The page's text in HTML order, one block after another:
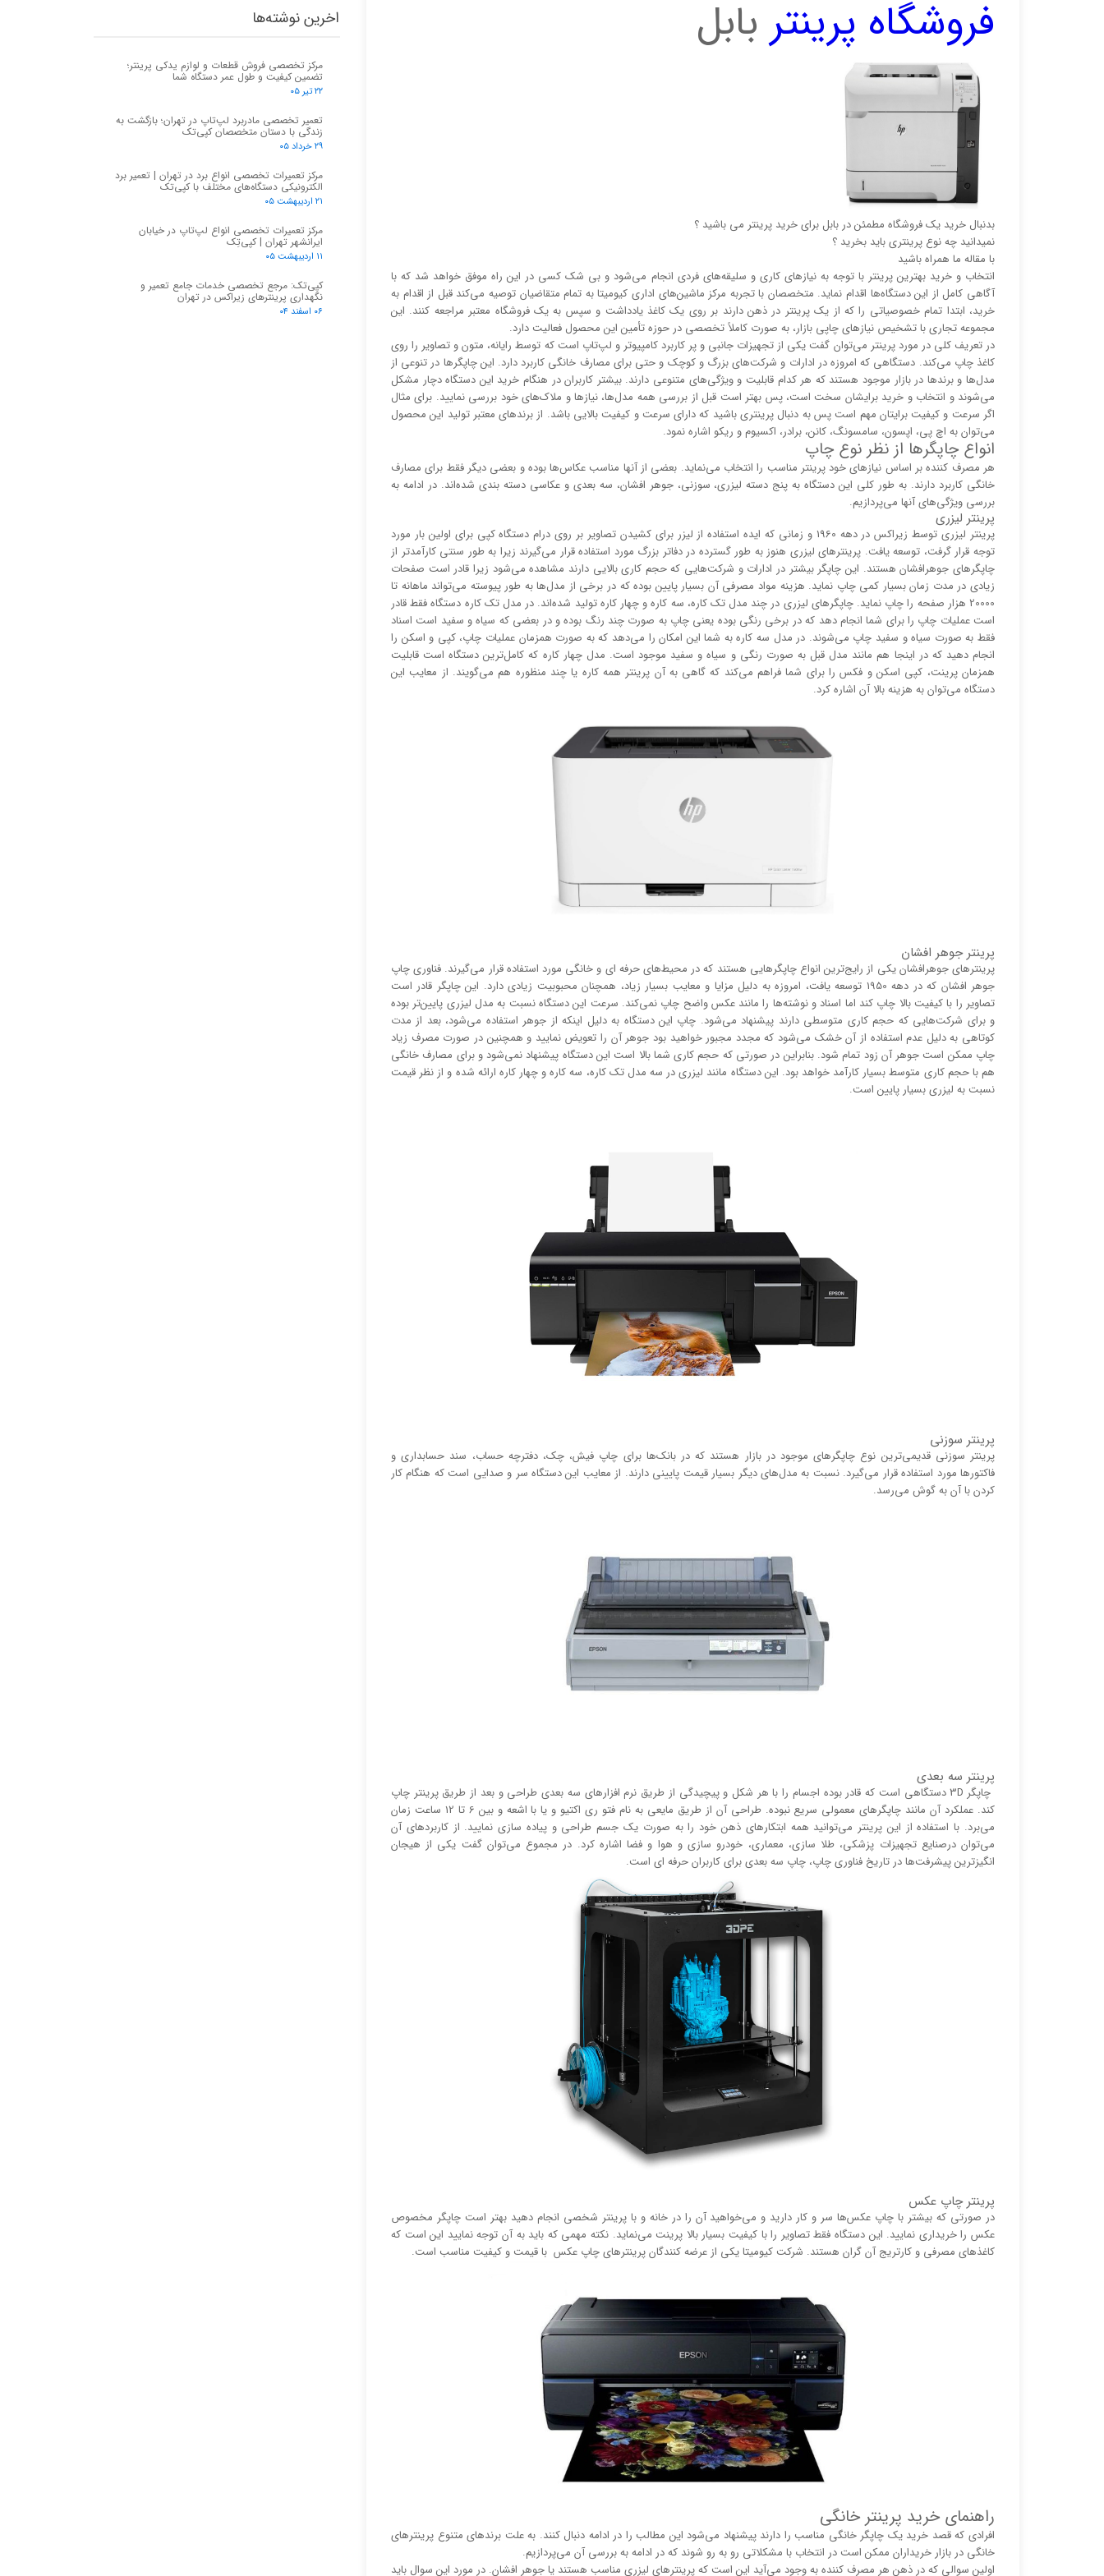
فروشگاه پرینتر بابل
بدنبال خرید یک فروشگاه مطمئن در بابل برای خرید پرینتر می باشید ؟
نمیدانید چه نوع پرینتری باید بخرید ؟
با مقاله ما همراه باشید
انتخاب و خرید بهترین پرینتر با توجه به نیاز‌‌های کاری و سلیقه‌های فردی انجام می‌شود و بی شک کسی در این راه موفق خواهد شد که با
آگاهی کامل از این دستگاه‌ها اقدام نماید. متخصصان با تجربه مرکز ماشین‌های اداری کیومیتا به تمام متقاضیان توصیه می‌کند قبل از اقدام به
خرید، ابتدا تمام خصوصیاتی را که از یک پرینتر در ذهن دارند بر روی یک کاغذ یادداشت و سپس به یک فروشگاه معتبر مراجعه کنند. این
مجموعه تجاری با تشخیص نیاز‌‌های چاپی بازار، به صورت کاملاً تخصصی در حوزه تأمین این محصول فعالیت دارد.
در تعریف کلی در مورد پرینتر می‌توان گفت یکی از تجهیزات جانبی و پر کاربرد کامپیوتر و لپ‌تاپ است که توسط رایانه، متون و تصاویر را روی
کاغذ چاپ می‌کند. دستگاهی که امروزه در ادارات و شرکت‌های بزرگ و کوچک و حتی برای مصارف خانگی کاربرد دارد. این چاپگر‌ها در تنوعی از
مدل‌ها و برند‌ها در بازار موجود هستند که هر کدام قابلیت و ویژگی‌های متنوعی دارند. بیشتر کاربران در هنگام خرید این دستگاه دچار مشکل
می‌شوند و انتخاب و خرید برایشان سخت است، پس بهتر است قبل از بررسی همه مدل‌ها، نیاز‌ها و ملاک‌های خود بررسی نمایید. برای مثال
اگر سرعت و کیفیت برایتان مهم است پس به دنبال پرینتری باشید که دارای سرعت و کیفیت بالایی باشد. از برند‌های معتبر تولید این محصول
می‌توان به اچ پی، اپسون، سامسونگ، کانن، برادر، اکسیوم و ریکو اشاره نمود.
انواع چاپگر‌ها از نظر نوع چاپ
هر مصرف کننده بر اساس نیاز‌های خود پرینتر مناسب را انتخاب می‌نماید. بعضی از آنها مناسب عکاس‌ها بوده و بعضی دیگر فقط برای مصارف
خانگی کاربرد دارند. به طور کلی این دستگاه به پنج دسته لیزری، سوزنی، جوهر افشان، سه بعدی و عکاسی دسته بندی شده‌اند. در ادامه به
بررسی ویژگی‌های آنها می‌پردازیم.
پرینتر لیزری
پرینتر لیزری توسط زیراکس در دهه 1960 و زمانی که ایده استفاده از لیزر برای کشیدن تصاویر بر روی درام دستگاه کپی برای اولین بار مورد
توجه قرار گرفت، توسعه یافت. پرینتر‌های لیزری هنوز به طور گسترده در دفاتر بزرگ مورد استفاده قرار می‌گیرند زیرا به طور سنتی کارآمد‌‌تر از
چاپگر‌های جوهرافشان هستند. این چاپگر بیشتر در ادارات و شرکت‌هایی که حجم کاری بالایی دارند مشاهده می‌شود زیرا قادر است صفحات
زیادی در مدت زمان بسیار کمی چاپ نماید. هزینه مواد مصرفی آن بسیار پایین بوده که در برخی از مدل‌ها به طور پیوسته می‌تواند ماهانه تا
20000 هزار صفحه را چاپ نماید. چاپگر‌های لیزری در چند مدل تک کاره، سه کاره و چهار کاره تولید شده‌اند. در مدل تک کاره دستگاه فقط قادر
است عملیات چاپ را برای شما انجام دهد که در برخی رنگی بوده یعنی چاپ به صورت چند رنگ بوده و در بعضی که سیاه و سفید است اسناد
فقط به صورت سیاه و سفید چاپ می‌شوند. در مدل سه کاره به شما این امکان را می‌دهد که به صورت همزمان عملیات چاپ، کپی و اسکن را
انجام دهید که در اینجا هم مانند مدل قبل به صورت رنگی و سیاه و سفید موجود است. مدل چهار کاره که کامل‌ترین دستگاه است قابلیت
همزمان پرینت، کپی اسکن و فکس را برای شما فراهم می‌کند که گاهی به آن پرینتر همه کاره یا چند منظوره هم می‌گویند. از معایب این
دستگاه می‌توان به هزینه بالا آن اشاره کرد.
پرینتر جوهر افشان
پرینتر‌های جوهرافشان یکی از رایج‌ترین انواع چاپگر‌هایی هستند که در محیط‌های حرفه ای و خانگی مورد استفاده قرار می‌گیرند. فناوری چاپ
جوهر افشان که در دهه 1950 توسعه یافت، امروزه به دلیل مزایا و معایب بسیار زیاد، همچنان محبوبیت زیادی دارد. این چاپگر قادر است
تصاویر را با کیفیت بالا چاپ کند اما اسناد و نوشته‌ها را مانند عکس واضح چاپ نمی‌کند. سرعت این دستگاه نسبت به مدل لیزری پایین‌تر بوده
و برای شرکت‌هایی که حجم کاری متوسطی دارند پیشنهاد می‌شود. چاپ این دستگاه به دلیل اینکه از جوهر استفاده می‌شود، بعد از مدت
کوتاهی به دلیل عدم استفاده از آن خشک می‌شود که مجدد مجبور خواهید بود جوهر آن را تعویض نمایید و همچنین در صورت مصرف زیاد
چاپ ممکن است جوهر آن زود تمام شود. بنابراین در صورتی که حجم کاری شما بالا است این دستگاه پیشنهاد نمی‌شود و برای مصارف خانگی
هم با حجم کاری متوسط بسیار کارآمد خواهد بود. این دستگاه مانند لیزری در سه مدل تک کاره، سه کاره و چهار کاره ارائه شده و از نظر قیمت
نسبت به لیزری بسیار پایین است.
پرینتر سوزنی
پرینتر سوزنی قدیمی‌ترین نوع چاپگر‌های موجود در بازار هستند که در بانک‌ها برای چاپ فیش، چک، دفترچه حساب، سند حسابداری و
فاکتور‌ها مورد استفاده قرار می‌گیرد. نسبت به مدل‌های دیگر بسیار قیمت پایینی دارند. از معایب این دستگاه سر و صدایی است که هنگام کار
کردن با آن به گوش می‌رسد.
پرینتر سه بعدی
چاپگر 3D دستگاهی است که قادر بوده اجسام را با هر شکل و پیچیدگی از طریق نرم افزار‌های سه بعدی طراحی و بعد از طریق پرینتر چاپ
کند. عملکرد آن مانند چاپگر‌های معمولی سریع نبوده. طراحی آن از طریق مایعی به نام فتو ری اکتیو و یا با اشعه و بین 6 تا 12 ساعت زمان
می‌برد. با استفاده از این پرینتر می‌توانید همه ابتکار‌های ذهن خود را به صورت یک جسم طراحی و پیاده سازی نمایید. از کاربرد‌های آن
می‌توان درصنایع تجهیزات پزشکی، طلا سازی، معماری، خودرو سازی و هوا و فضا اشاره کرد. در مجموع می‌توان گفت یکی از هیجان
انگیز‌‌ترین پیشرفت‌ها در تاریخ فناوری چاپ، چاپ سه بعدی برای کاربران حرفه ای است.
پرینتر چاپ عکس
در صورتی که بیشتر با چاپ عکس‌ها سر و کار دارید و می‌خواهید آن را در خانه و با پرینتر شخصی انجام دهید بهتر است چاپگر مخصوص
عکس را خریداری نمایید. این دستگاه فقط تصاویر را با کیفیت بسیار بالا پرینت می‌نماید. نکته مهمی که باید به آن توجه نمایید این است که
کاغذ‌های مصرفی و کارتریج آن گران هستند. شرکت کیومیتا یکی از عرضه کنندگان پرینتر‌های چاپ عکس با قیمت و کیفیت مناسب است.
راهنمای خرید پرینتر خانگی
افرادی که قصد خرید یک چاپگر خانگی مناسب را دارند پیشنهاد می‌شود این مطالب را در ادامه دنبال کنند. به علت برند‌های متنوع پرینتر‌های
خانگی در بازار خریداران ممکن است در انتخاب با مشکلاتی رو به رو شوند که در ادامه به بررسی آن می‌پردازیم.
اولین سوالی که در ذهن هر مصرف کننده به وجود می‌آید این است که پرینتر‌های لیزری مناسب هستند یا جوهر افشان. در مورد این سوال باید
اخرین نوشته‌ها
مرکز تخصصی فروش قطعات و لوازم یدکی پرینتر؛
تضمین کیفیت و طول عمر دستگاه شما
۲۲ تیر ۰۵
تعمیر تخصصی مادربرد لپ‌تاپ در تهران؛ بازگشت به
زندگی با دستان متخصصان کپی‌تک
۲۹ خرداد ۰۵
مرکز تعمیرات تخصصی انواع برد در تهران | تعمیر برد
الکترونیکی دستگاه‌های مختلف با کپی‌تک
۲۱ اردیبهشت ۰۵
مرکز تعمیرات تخصصی انواع لپ‌تاپ در خیابان
ایرانشهر تهران | کپی‌تِک
۱۱ اردیبهشت ۰۵
کپی‌تک: مرجع تخصصی خدمات جامع تعمیر و
نگهداری پرینترهای زیراکس در تهران
۰۶ اسفند ۰۴